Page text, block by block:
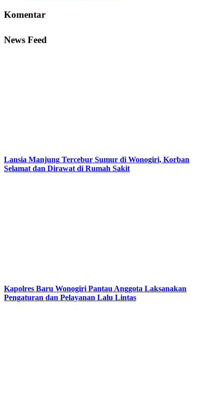
Komentar
News Feed
Lansia Manjung Tercebur Sumur di Wonogiri, Korban
Selamat dan Dirawat di Rumah Sakit
Kapolres Baru Wonogiri Pantau Anggota Laksanakan
Pengaturan dan Pelayanan Lalu Lintas